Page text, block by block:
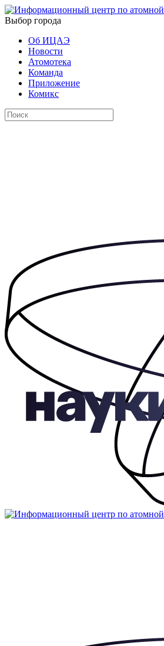
Выбор города
Об ИЦАЭ
Новости
Атомотека
Команда
Приложение
Комикс